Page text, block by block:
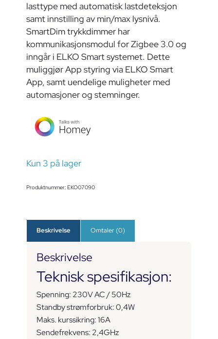
lasttype med automatisk lastdeteksjon
samt innstilling av min/max lysnivå.
SmartDim trykkdimmer har
kommunikasjonsmodul for Zigbee 3.0 og
inngår i ELKO Smart systemet. Dette
muliggjør App styring via ELKO Smart
App, samt uendelige muligheter med
automasjoner og stemninger.
Kun 3 på lager
Produktnummer: EKO07090
Beskrivelse Omtaler (0)
Beskrivelse
Teknisk spesifikasjon:
Spenning: 230V AC / 50Hz
Standby strømforbruk: 0,4W
Maks. kurssikring: 16A
Sendefrekvens: 2,4GHz